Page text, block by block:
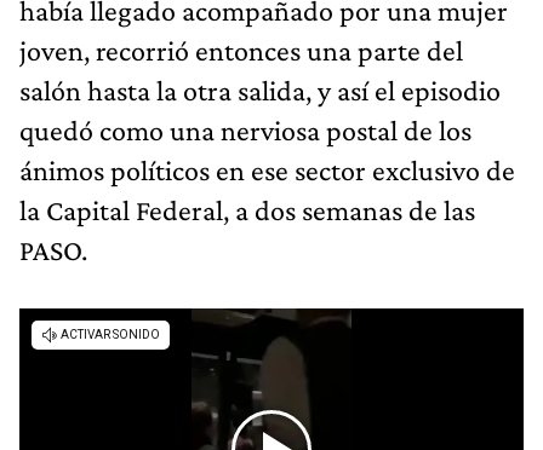
había llegado acompañado por una mujer
joven, recorrió entonces una parte del
salón hasta la otra salida, y así el episodio
quedó como una nerviosa postal de los
ánimos políticos en ese sector exclusivo de
la Capital Federal, a dos semanas de las
PASO.